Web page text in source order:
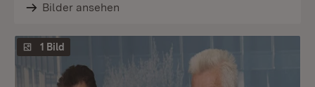
Bilder ansehen
1 Bild